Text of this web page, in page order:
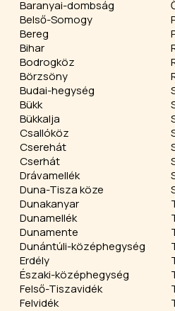
Baranyai-dombság
Belső-Somogy
Bereg
Bihar
Bodrogköz
Börzsöny
Budai-hegység
Bükk
Bükkalja
Csallóköz
Cserehát
Cserhát
Drávamellék
Duna-Tisza köze
Dunakanyar
Dunamellék
Dunamente
Dunántúli-középhegység
Erdély
Északi-középhegység
Felső-Tiszavidék
Felvidék